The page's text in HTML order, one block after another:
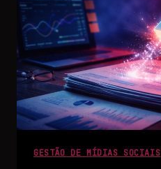
GESTÃO DE MÍDIAS SOCIAIS